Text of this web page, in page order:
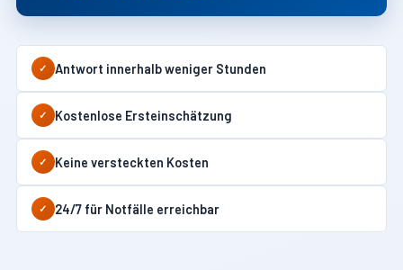
✓ Antwort innerhalb weniger Stunden
✓ Kostenlose Ersteinschätzung
✓ Keine versteckten Kosten
✓ 24/7 für Notfälle erreichbar